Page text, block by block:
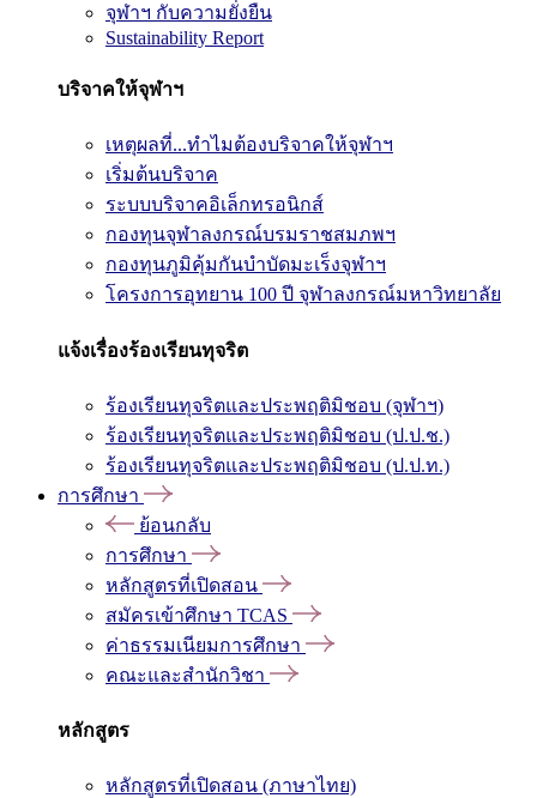
จุฬาฯ กับความยั่งยืน
Sustainability Report
บริจาคให้จุฬาฯ
เหตุผลที่...ทำไมต้องบริจาคให้จุฬาฯ
เริ่มต้นบริจาค
ระบบบริจาคอิเล็กทรอนิกส์
กองทุนจุฬาลงกรณ์บรมราชสมภพฯ
กองทุนภูมิคุ้มกันบำบัดมะเร็งจุฬาฯ
โครงการอุทยาน 100 ปี จุฬาลงกรณ์มหาวิทยาลัย
แจ้งเรื่องร้องเรียนทุจริต
ร้องเรียนทุจริตและประพฤติมิชอบ (จุฬาฯ)
ร้องเรียนทุจริตและประพฤติมิชอบ (ป.ป.ช.)
ร้องเรียนทุจริตและประพฤติมิชอบ (ป.ป.ท.)
การศึกษา
ย้อนกลับ
การศึกษา
หลักสูตรที่เปิดสอน
สมัครเข้าศึกษา TCAS
ค่าธรรมเนียมการศึกษา
คณะและสำนักวิชา
หลักสูตร
หลักสูตรที่เปิดสอน (ภาษาไทย)